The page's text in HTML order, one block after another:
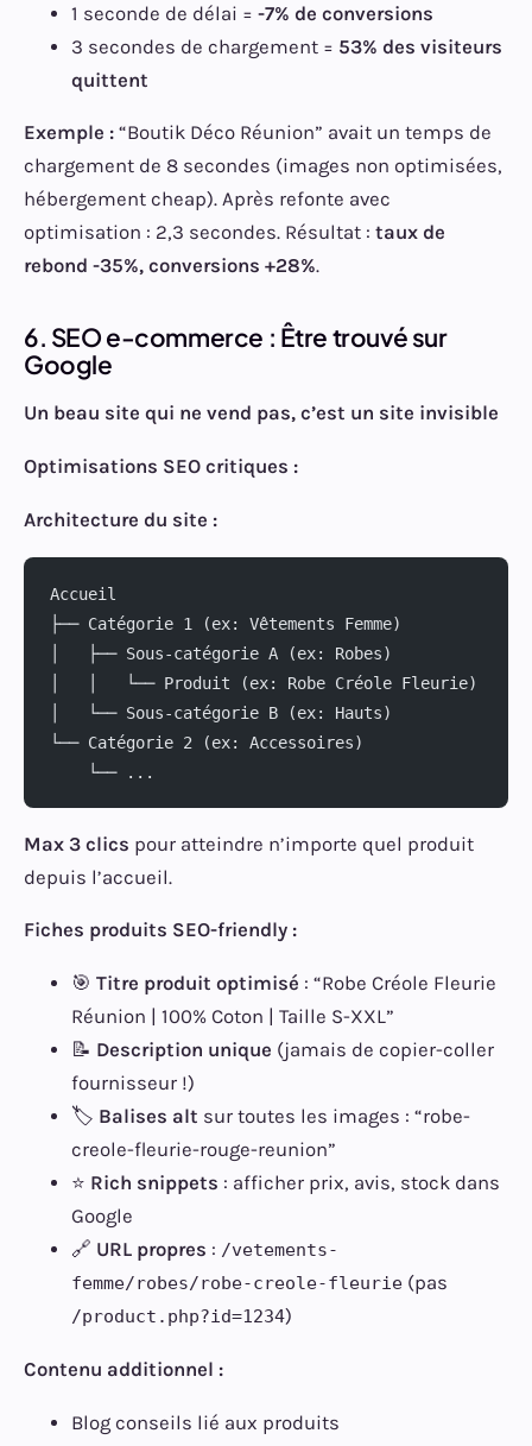
1 seconde de délai = -7% de conversions
3 secondes de chargement = 53% des visiteurs
quittent
Exemple : “Boutik Déco Réunion” avait un temps de
chargement de 8 secondes (images non optimisées,
hébergement cheap). Après refonte avec
optimisation : 2,3 secondes. Résultat : taux de
rebond -35%, conversions +28%.
6. SEO e-commerce : Être trouvé sur
Google
Un beau site qui ne vend pas, c’est un site invisible
Optimisations SEO critiques :
Architecture du site :
Accueil
├── Catégorie 1 (ex: Vêtements Femme)
│   ├── Sous-catégorie A (ex: Robes)
│   │   └── Produit (ex: Robe Créole Fleurie)
│   └── Sous-catégorie B (ex: Hauts)
└── Catégorie 2 (ex: Accessoires)
    └── ...
Max 3 clics pour atteindre n’importe quel produit
depuis l’accueil.
Fiches produits SEO-friendly :
🎯 Titre produit optimisé : “Robe Créole Fleurie
Réunion | 100% Coton | Taille S-XXL”
📝 Description unique (jamais de copier-coller
fournisseur !)
🏷️ Balises alt sur toutes les images : “robe-
creole-fleurie-rouge-reunion”
⭐ Rich snippets : afficher prix, avis, stock dans
Google
🔗 URL propres : /vetements-
femme/robes/robe-creole-fleurie (pas
/product.php?id=1234)
Contenu additionnel :
Blog conseils lié aux produits